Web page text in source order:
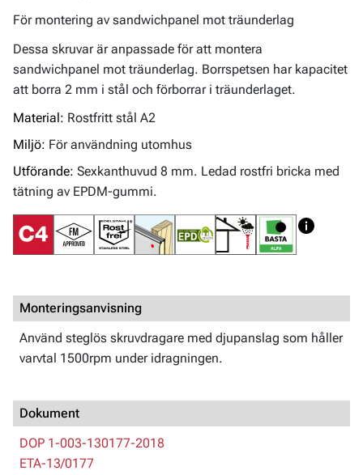
För montering av sandwichpanel mot träunderlag
Dessa skruvar är anpassade för att montera
sandwichpanel mot träunderlag. Borrspetsen har kapacitet
att borra 2 mm i stål och förborrar i träunderlaget.
Material: Rostfritt stål A2
Miljö: För användning utomhus
Utförande: Sexkanthuvud 8 mm. Ledad rostfri bricka med
tätning av EPDM-gummi.
Monteringsanvisning
Använd steglös skruvdragare med djupanslag som håller
varvtal 1500rpm under idragningen.
Dokument
DOP 1-003-130177-2018
ETA-13/0177